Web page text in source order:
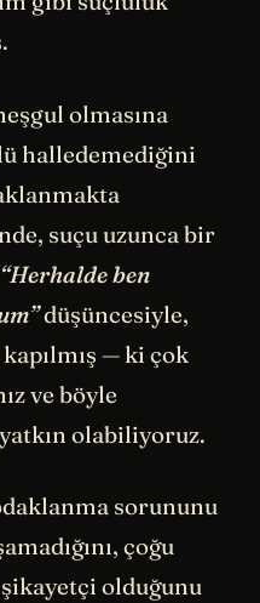
olmasına
halledemediğini
suçu uzunca bir
“Herhalde ben
düşüncesiyle,
— ki çok
ve böyle
olabiliyoruz.
sorununu
çoğu
olduğunu